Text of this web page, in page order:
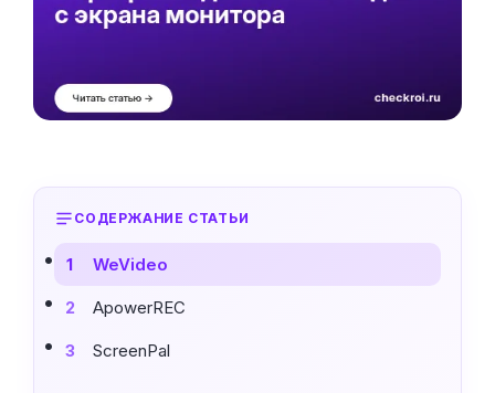
СОДЕРЖАНИЕ СТАТЬИ
1 WeVideo
2 ApowerREC
3 ScreenPal